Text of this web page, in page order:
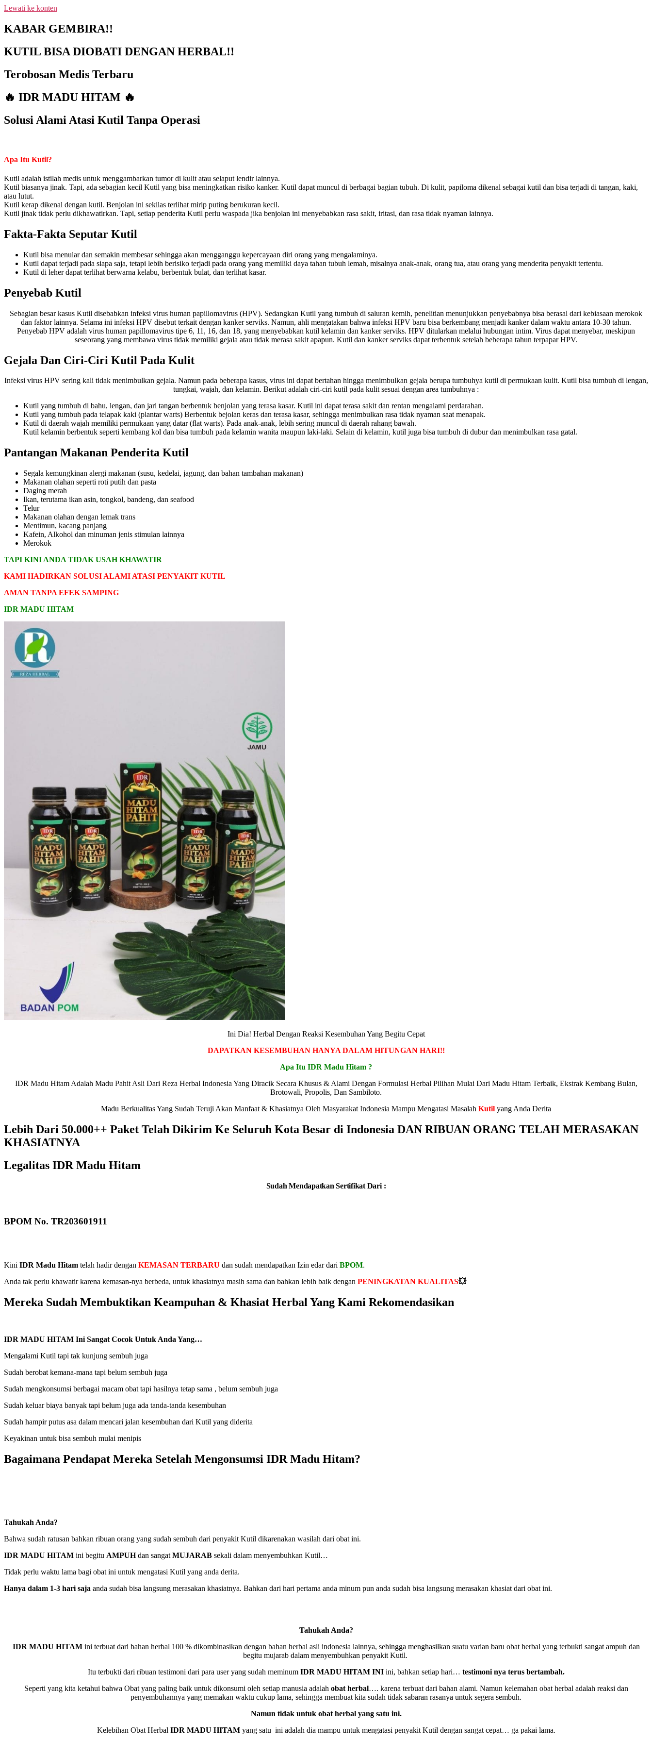
Lewati ke konten
KABAR GEMBIRA!!
KUTIL BISA DIOBATI DENGAN HERBAL!!
Terobosan Medis Terbaru
🔥 IDR MADU HITAM 🔥
Solusi Alami Atasi Kutil Tanpa Operasi
Apa Itu Kutil?
Kutil adalah istilah medis untuk menggambarkan tumor di kulit atau selaput lendir lainnya.
Kutil biasanya jinak. Tapi, ada sebagian kecil Kutil yang bisa meningkatkan risiko kanker. Kutil dapat muncul di berbagai bagian tubuh. Di kulit, papiloma dikenal sebagai kutil dan bisa terjadi di tangan, kaki,
atau lutut.
Kutil kerap dikenal dengan kutil. Benjolan ini sekilas terlihat mirip puting berukuran kecil.
Kutil jinak tidak perlu dikhawatirkan. Tapi, setiap penderita Kutil perlu waspada jika benjolan ini menyebabkan rasa sakit, iritasi, dan rasa tidak nyaman lainnya.
Fakta-Fakta Seputar Kutil
Kutil bisa menular dan semakin membesar sehingga akan mengganggu kepercayaan diri orang yang mengalaminya.
Kutil dapat terjadi pada siapa saja, tetapi lebih berisiko terjadi pada orang yang memiliki daya tahan tubuh lemah, misalnya anak-anak, orang tua, atau orang yang menderita penyakit tertentu.
Kutil di leher dapat terlihat berwarna kelabu, berbentuk bulat, dan terlihat kasar.
Penyebab Kutil
Sebagian besar kasus Kutil disebabkan infeksi virus human papillomavirus (HPV). Sedangkan Kutil yang tumbuh di saluran kemih, penelitian menunjukkan penyebabnya bisa berasal dari kebiasaan merokok
dan faktor lainnya. Selama ini infeksi HPV disebut terkait dengan kanker serviks. Namun, ahli mengatakan bahwa infeksi HPV baru bisa berkembang menjadi kanker dalam waktu antara 10-30 tahun.
Penyebab HPV adalah virus human papillomavirus tipe 6, 11, 16, dan 18, yang menyebabkan kutil kelamin dan kanker serviks. HPV ditularkan melalui hubungan intim. Virus dapat menyebar, meskipun
seseorang yang membawa virus tidak memiliki gejala atau tidak merasa sakit apapun. Kutil dan kanker serviks dapat terbentuk setelah beberapa tahun terpapar HPV.
Gejala Dan Ciri-Ciri Kutil Pada Kulit
Infeksi virus HPV sering kali tidak menimbulkan gejala. Namun pada beberapa kasus, virus ini dapat bertahan hingga menimbulkan gejala berupa tumbuhya kutil di permukaan kulit. Kutil bisa tumbuh di lengan,
tungkai, wajah, dan kelamin. Berikut adalah ciri-ciri kutil pada kulit sesuai dengan area tumbuhnya :
Kutil yang tumbuh di bahu, lengan, dan jari tangan berbentuk benjolan yang terasa kasar. Kutil ini dapat terasa sakit dan rentan mengalami perdarahan.
Kutil yang tumbuh pada telapak kaki (plantar warts) Berbentuk bejolan keras dan terasa kasar, sehingga menimbulkan rasa tidak nyaman saat menapak.
Kutil di daerah wajah memiliki permukaan yang datar (flat warts). Pada anak-anak, lebih sering muncul di daerah rahang bawah.
Kutil kelamin berbentuk seperti kembang kol dan bisa tumbuh pada kelamin wanita maupun laki-laki. Selain di kelamin, kutil juga bisa tumbuh di dubur dan menimbulkan rasa gatal.
Pantangan Makanan Penderita Kutil
Segala kemungkinan alergi makanan (susu, kedelai, jagung, dan bahan tambahan makanan)
Makanan olahan seperti roti putih dan pasta
Daging merah
Ikan, terutama ikan asin, tongkol, bandeng, dan seafood
Telur
Makanan olahan dengan lemak trans
Mentimun, kacang panjang
Kafein, Alkohol dan minuman jenis stimulan lainnya
Merokok
TAPI KINI ANDA TIDAK USAH KHAWATIR
KAMI HADIRKAN SOLUSI ALAMI ATASI PENYAKIT KUTIL
AMAN TANPA EFEK SAMPING
IDR MADU HITAM
Ini Dia! Herbal Dengan Reaksi Kesembuhan Yang Begitu Cepat
DAPATKAN KESEMBUHAN HANYA DALAM HITUNGAN HARI!!
Apa Itu IDR Madu Hitam ?
IDR Madu Hitam Adalah Madu Pahit Asli Dari Reza Herbal Indonesia Yang Diracik Secara Khusus & Alami Dengan Formulasi Herbal Pilihan Mulai Dari Madu Hitam Terbaik, Ekstrak Kembang Bulan,
Brotowali, Propolis, Dan Sambiloto.
Madu Berkualitas Yang Sudah Teruji Akan Manfaat & Khasiatnya Oleh Masyarakat Indonesia Mampu Mengatasi Masalah Kutil yang Anda Derita
Lebih Dari 50.000++ Paket Telah Dikirim Ke Seluruh Kota Besar di Indonesia DAN RIBUAN ORANG TELAH MERASAKAN
KHASIATNYA
Legalitas IDR Madu Hitam
Sudah Mendapatkan Sertifikat Dari :
BPOM No. TR203601911
Kini IDR Madu Hitam telah hadir dengan KEMASAN TERBARU dan sudah mendapatkan Izin edar dari BPOM.
Anda tak perlu khawatir karena kemasan-nya berbeda, untuk khasiatnya masih sama dan bahkan lebih baik dengan PENINGKATAN KUALITAS💥
Mereka Sudah Membuktikan Keampuhan & Khasiat Herbal Yang Kami Rekomendasikan
IDR MADU HITAM Ini Sangat Cocok Untuk Anda Yang…
Mengalami Kutil tapi tak kunjung sembuh juga
Sudah berobat kemana-mana tapi belum sembuh juga
Sudah mengkonsumsi berbagai macam obat tapi hasilnya tetap sama , belum sembuh juga
Sudah keluar biaya banyak tapi belum juga ada tanda-tanda kesembuhan
Sudah hampir putus asa dalam mencari jalan kesembuhan dari Kutil yang diderita
Keyakinan untuk bisa sembuh mulai menipis
Bagaimana Pendapat Mereka Setelah Mengonsumsi IDR Madu Hitam?
Tahukah Anda?
Bahwa sudah ratusan bahkan ribuan orang yang sudah sembuh dari penyakit Kutil dikarenakan wasilah dari obat ini.
IDR MADU HITAM ini begitu AMPUHdan sangat MUJARAB sekali dalam menyembuhkan Kutil…
Tidak perlu waktu lama bagi obat ini untuk mengatasi Kutil yang anda derita.
Hanya dalam 1-3 hari saja anda sudah bisa langsung merasakan khasiatnya. Bahkan dari hari pertama anda minum pun anda sudah bisa langsung merasakan khasiat dari obat ini.
Tahukah Anda?
IDR MADU HITAMini terbuat dari bahan herbal 100 % dikombinasikan dengan bahan herbal asli indonesia lainnya, sehingga menghasilkan suatu varian baru obat herbal yang terbukti sangat ampuh dan
begitu mujarab dalam menyembuhkan penyakit Kutil.
Itu terbukti dari ribuan testimoni dari para user yang sudah meminum IDR MADU HITAM INIini, bahkan setiap hari… testimoni nya terus bertambah.
Seperti yang kita ketahui bahwa Obat yang paling baik untuk dikonsumi oleh setiap manusia adalah obat herbal…. karena terbuat dari bahan alami. Namun kelemahan obat herbal adalah reaksi dan
penyembuhannya yang memakan waktu cukup lama, sehingga membuat kita sudah tidak sabaran rasanya untuk segera sembuh.
Namun tidak untuk obat herbal yang satu ini.
Kelebihan Obat Herbal IDR MADU HITAM yang satu ini adalah dia mampu untuk mengatasi penyakit Kutil dengan sangat cepat… ga pakai lama.
NEW PROMO !! BAYAR SETELAH SAMPAI 1-10 BOTOL SELURUH INDONESIA KLIK PESAN SEKARANG (NON COD - TRANSFER SETELAH SAMPAI KE